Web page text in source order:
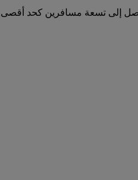
إلى تسعة مسافرين كحد